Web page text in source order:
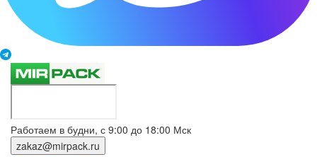
Работаем в будни, с 9:00 до 18:00 Мск
zakaz@mirpack.ru